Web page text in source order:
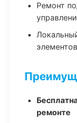
Ремонт
элементов
ремонте